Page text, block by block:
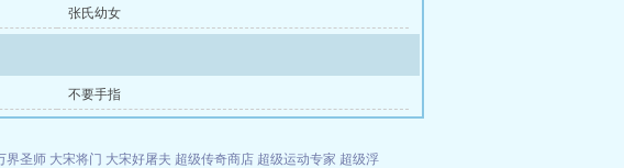
张氏幼女
不要手指
界圣师 大宋将门 大宋好屠夫 超级传奇商店 超级运动专家 超级浮